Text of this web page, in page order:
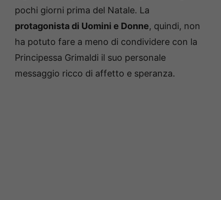
pochi giorni prima del Natale. La
protagonista di Uomini e Donne, quindi, non
ha potuto fare a meno di condividere con la
Principessa Grimaldi il suo personale
messaggio ricco di affetto e speranza.